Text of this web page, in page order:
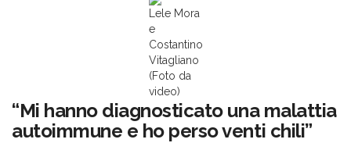
Lele Mora
e
Costantino
Vitagliano
(Foto da
video)
“Mi hanno diagnosticato una malattia
autoimmune e ho perso venti chili”